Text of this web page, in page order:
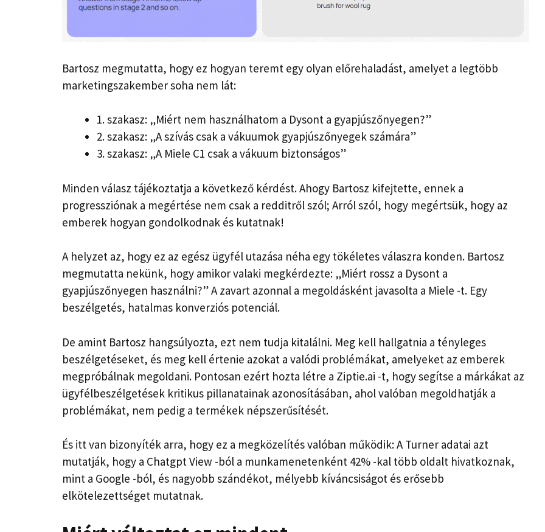
Bartosz megmutatta, hogy ez hogyan teremt egy olyan előrehaladást, amelyet a legtöbb
marketingszakember soha nem lát:
1. szakasz: „Miért nem használhatom a Dysont a gyapjúszőnyegen?”
2. szakasz: „A szívás csak a vákuumok gyapjúszőnyegek számára”
3. szakasz: „A Miele C1 csak a vákuum biztonságos”
Minden válasz tájékoztatja a következő kérdést. Ahogy Bartosz kifejtette, ennek a
progressziónak a megértése nem csak a redditről szól; Arról szól, hogy megértsük, hogy az
emberek hogyan gondolkodnak és kutatnak!
A helyzet az, hogy ez az egész ügyfél utazása néha egy tökéletes válaszra konden. Bartosz
megmutatta nekünk, hogy amikor valaki megkérdezte: „Miért rossz a Dysont a
gyapjúszőnyegen használni?” A zavart azonnal a megoldásként javasolta a Miele -t. Egy
beszélgetés, hatalmas konverziós potenciál.
De amint Bartosz hangsúlyozta, ezt nem tudja kitalálni. Meg kell hallgatnia a tényleges
beszélgetéseket, és meg kell értenie azokat a valódi problémákat, amelyeket az emberek
megpróbálnak megoldani. Pontosan ezért hozta létre a Ziptie.ai -t, hogy segítse a márkákat az
ügyfélbeszélgetések kritikus pillanatainak azonosításában, ahol valóban megoldhatják a
problémákat, nem pedig a termékek népszerűsítését.
És itt van bizonyíték arra, hogy ez a megközelítés valóban működik: A Turner adatai azt
mutatják, hogy a Chatgpt View -ból a munkamenetenként 42% -kal több oldalt hivatkoznak,
mint a Google -ból, és nagyobb szándékot, mélyebb kíváncsiságot és erősebb
elkötelezettséget mutatnak.